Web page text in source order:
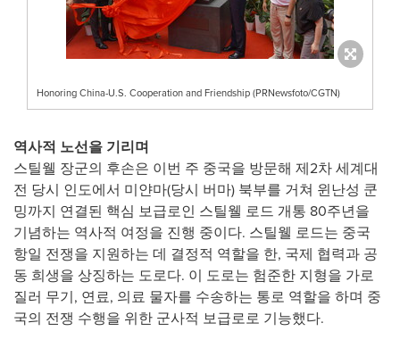
Honoring China-U.S. Cooperation and Friendship (PRNewsfoto/CGTN)
역사적 노선을 기리며
스틸웰 장군의 후손은 이번 주 중국을 방문해 제2차 세계대
전 당시 인도에서 미얀마(당시 버마) 북부를 거쳐 윈난성 쿤
밍까지 연결된 핵심 보급로인 스틸웰 로드 개통 80주년을
기념하는 역사적 여정을 진행 중이다. 스틸웰 로드는 중국
항일 전쟁을 지원하는 데 결정적 역할을 한, 국제 협력과 공
동 희생을 상징하는 도로다. 이 도로는 험준한 지형을 가로
질러 무기, 연료, 의료 물자를 수송하는 통로 역할을 하며 중
국의 전쟁 수행을 위한 군사적 보급로로 기능했다.